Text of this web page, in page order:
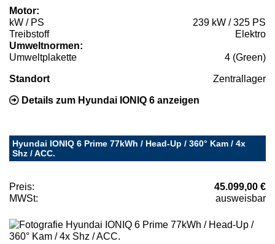
Motor:
kW / PS
239 kW / 325 PS
Treibstoff
Elektro
Umweltnormen:
Umweltplakette
4 (Green)
Standort Zentrallager
Details zum Hyundai IONIQ 6 anzeigen
Hyundai IONIQ 6 Prime 77kWh / Head-Up / 360° Kam / 4x
Shz / ACC.
Preis:
45.099,00 €
MWSt:
ausweisbar